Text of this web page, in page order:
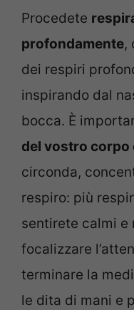
Procedete
profondamente,
dei respiri
inspirando dal
bocca. È
del vostro corpo
circonda,
respiro: più
sentirete calmi e
focalizzare
terminare la
le dita di mani e